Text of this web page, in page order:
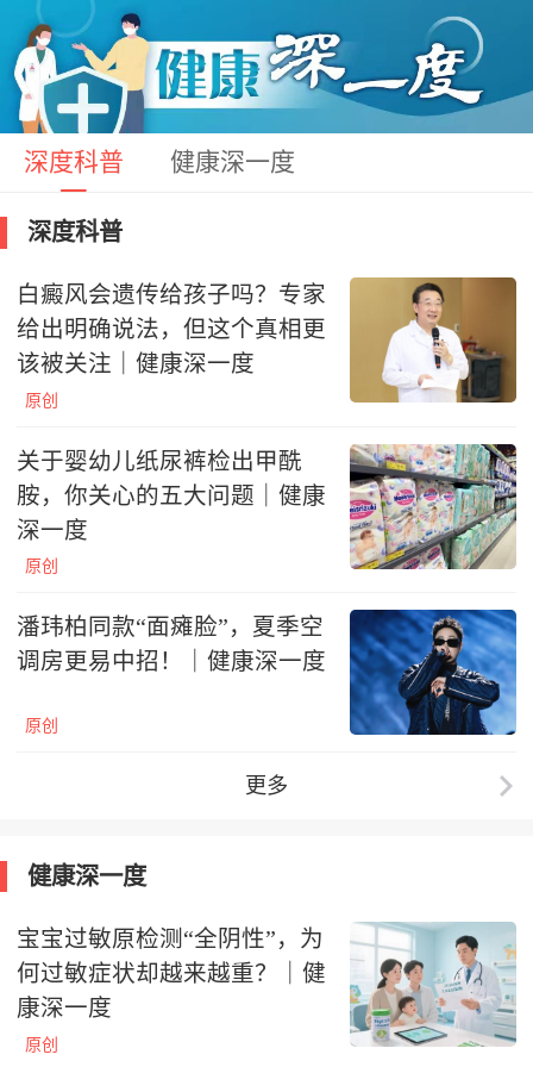
深度科普 健康深一度
深度科普
白癜风会遗传给孩子吗？专家
给出明确说法，但这个真相更
该被关注｜健康深一度
原创
关于婴幼儿纸尿裤检出甲酰
胺，你关心的五大问题｜健康
深一度
原创
潘玮柏同款“面瘫脸”，夏季空
调房更易中招！｜健康深一度
原创
更多
健康深一度
宝宝过敏原检测“全阴性”，为
何过敏症状却越来越重？｜健
康深一度
原创